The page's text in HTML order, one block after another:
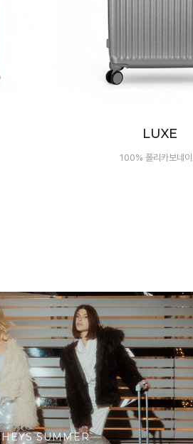
LUXE-
100% 폴리카보네
HEYS SUMMER